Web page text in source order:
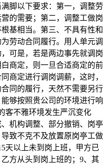
脚以下要求：第一，调整劳
的需要；第二，调整工做岗
基相当。第三、不具有性和
劳动合同履行。用人单元调
可是，若是两边事先就调岗
商定，则一旦合适商定的前
商定进行调岗调薪，这时，
同的履行，天然不需要另行
够按照贵公司的环境进行响
客不雅环境发生严沉变化
机构调整、部分撤销、岗亭
致不克不及放置原岗亭工做
天以上未到岗上班，甲方已
方从头到岗上班的；9、其